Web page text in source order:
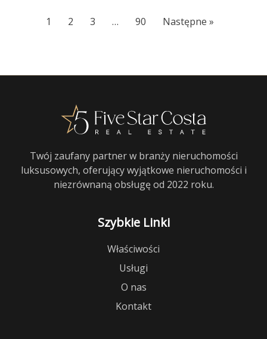
1 2 3 … 90 Następne »
Twój zaufany partner w branży nieruchomości
luksusowych, oferujący wyjątkowe nieruchomości i
niezrównaną obsługę od 2022 roku.
Szybkie Linki
Właściwości
Usługi
O nas
Kontakt